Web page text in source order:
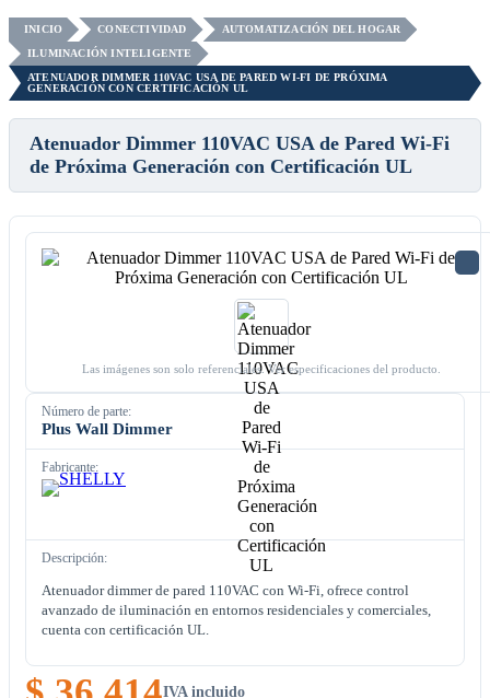
INICIO CONECTIVIDAD
AUTOMATIZACIÓN DEL HOGAR
ILUMINACIÓN INTELIGENTE
ATENUADOR DIMMER 110VAC USA DE PARED WI-FI DE PRÓXIMA
GENERACIÓN CON CERTIFICACIÓN UL
Atenuador Dimmer 110VAC USA de Pared Wi-Fi
de Próxima Generación con Certificación UL
Las imágenes son solo referenciales. Ver especificaciones del producto.
Número de parte:
Plus Wall Dimmer
Fabricante:
Descripción:
Atenuador dimmer de pared 110VAC con Wi-Fi, ofrece control
avanzado de iluminación en entornos residenciales y comerciales,
cuenta con certificación UL.
IVA incluido